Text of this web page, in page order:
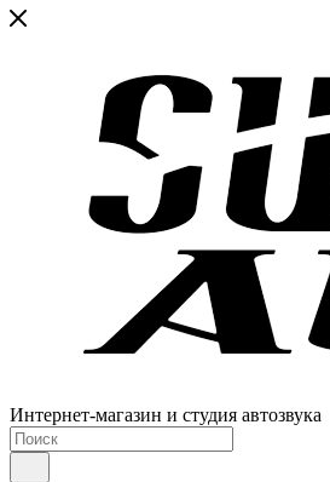
Интернет-магазин и студия автозвука